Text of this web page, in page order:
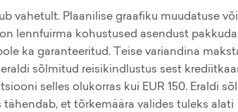
vahetult. Plaanilise graafiku muudatuse
lennfuirma kohustused asendust pakkuda
ka garanteeritud. Teise variandina
sõlmitud reisikindlustus sest
selles olukorras kui EUR 150. Eraldi
et tõrkemäära valides tuleks alati